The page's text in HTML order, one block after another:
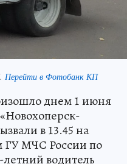
Перейти в Фотобанк КП
днем 1 июня
в 13.45 на
ГУ МЧС России по
водитель